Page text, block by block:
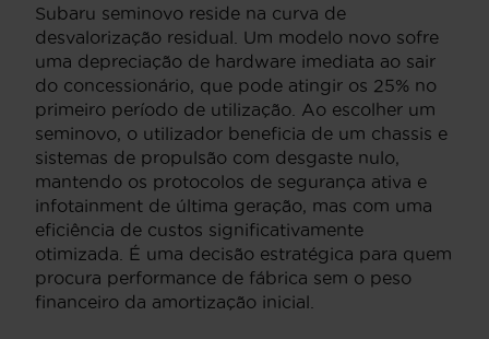
Subaru seminovo reside na curva de
desvalorização residual. Um modelo novo sofre
uma depreciação de hardware imediata ao sair
do concessionário, que pode atingir os 25% no
primeiro período de utilização. Ao escolher um
seminovo, o utilizador beneficia de um chassis e
sistemas de propulsão com desgaste nulo,
mantendo os protocolos de segurança ativa e
infotainment de última geração, mas com uma
eficiência de custos significativamente
otimizada. É uma decisão estratégica para quem
procura performance de fábrica sem o peso
financeiro da amortização inicial.